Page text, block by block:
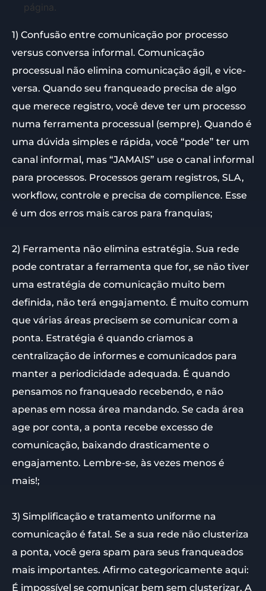
página.
1) Confusão entre comunicação por processo
versus conversa informal. Comunicação
processual não elimina comunicação ágil, e vice-
versa. Quando seu franqueado precisa de algo
que merece registro, você deve ter um processo
numa ferramenta processual (sempre). Quando é
uma dúvida simples e rápida, você “pode” ter um
canal informal, mas “JAMAIS” use o canal informal
para processos. Processos geram registros, SLA,
workflow, controle e precisa de complience. Esse
é um dos erros mais caros para franquias;
2) Ferramenta não elimina estratégia. Sua rede
pode contratar a ferramenta que for, se não tiver
uma estratégia de comunicação muito bem
definida, não terá engajamento. É muito comum
que várias áreas precisem se comunicar com a
ponta. Estratégia é quando criamos a
centralização de informes e comunicados para
manter a periodicidade adequada. É quando
pensamos no franqueado recebendo, e não
apenas em nossa área mandando. Se cada área
age por conta, a ponta recebe excesso de
comunicação, baixando drasticamente o
engajamento. Lembre-se, às vezes menos é
mais!;
3) Simplificação e tratamento uniforme na
comunicação é fatal. Se a sua rede não clusteriza
a ponta, você gera spam para seus franqueados
mais importantes. Afirmo categoricamente aqui:
É impossível se comunicar bem sem clusterizar. A